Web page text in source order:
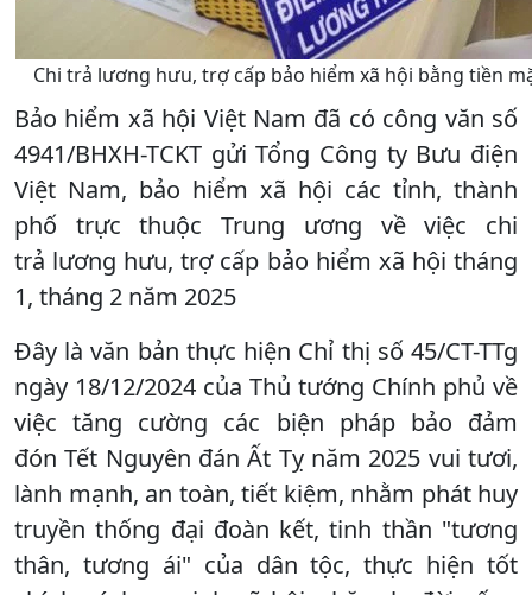
Chi trả lương hưu, trợ cấp bảo hiểm xã hội bằng tiền
Bảo hiểm xã hội Việt Nam đã có công văn số
4941/BHXH-TCKT gửi Tổng Công ty Bưu điện
Việt Nam, bảo hiểm xã hội các tỉnh, thành
phố trực thuộc Trung ương về việc chi
trả lương hưu, trợ cấp bảo hiểm xã hội tháng
1, tháng 2 năm 2025
Đây là văn bản thực hiện Chỉ thị số 45/CT-TTg
ngày 18/12/2024 của Thủ tướng Chính phủ về
việc tăng cường các biện pháp bảo đảm
đón Tết Nguyên đán Ất Tỵ năm 2025 vui tươi,
lành mạnh, an toàn, tiết kiệm, nhằm phát huy
truyền thống đại đoàn kết, tinh thần "tương
thân, tương ái" của dân tộc, thực hiện tốt